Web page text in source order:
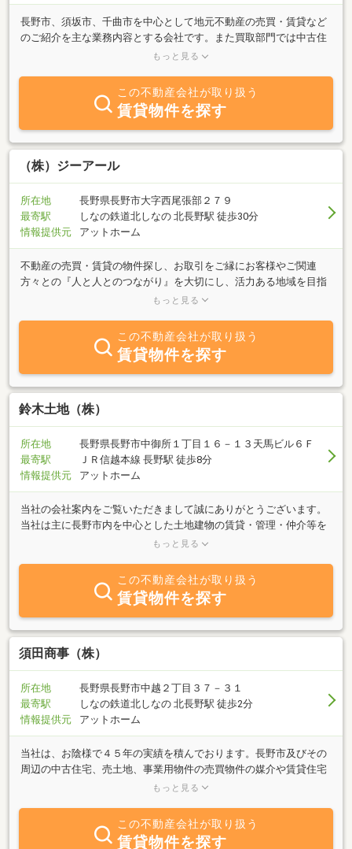
長野市、須坂市、千曲市を中心として地元不動産の売買・賃貸など
のご紹介を主な業務内容とする会社です。また買取部門では中古住
宅、中古マンション、売土地などどこよりも早く高価にて査定し、
下さい。ご期待にそえるよう頑張ります！
もっと見る
この不動産会社が取り扱う
賃貸物件を探す
（株）ジーアール
所在地
長野県長野市大字西尾張部２７９
最寄駅
しなの鉄道北しなの 北長野駅 徒歩30分
情報提供元
アットホーム
不動産の売買・賃貸の物件探し、お取引をご縁にお客様やご関連
方々との『人と人とのつながり』を大切にし、活力ある地域を目指
しています。 土地・建物の売買をはじめ、弊社が１番の売りとす
るまで、豊富な知識・実績を活かし、お客様のニーズにお応えでき
る業務を行っております。
もっと見る
この不動産会社が取り扱う
賃貸物件を探す
鈴木土地（株）
所在地
長野県長野市中御所１丁目１６－１３天馬ビル６Ｆ
最寄駅
ＪＲ信越本線 長野駅 徒歩8分
情報提供元
アットホーム
当社の会社案内をご覧いただきまして誠にありがとうございます。
当社は主に長野市内を中心とした土地建物の賃貸・管理・仲介等を
させていただいております。主に長野市中心市街地近辺の貸店舗、
報は多数ございます。どうぞお気軽にお問い合わせ下さい！！
もっと見る
この不動産会社が取り扱う
賃貸物件を探す
須田商事（株）
所在地
長野県長野市中越２丁目３７－３１
最寄駅
しなの鉄道北しなの 北長野駅 徒歩2分
情報提供元
アットホーム
当社は、お陰様で４５年の実績を積んでおります。長野市及びその
周辺の中古住宅、売土地、事業用物件の売買物件の媒介や賃貸住宅
等の媒介を行っております。また、不動産の売却をお考えの方に
もっと見る
この不動産会社が取り扱う
賃貸物件を探す